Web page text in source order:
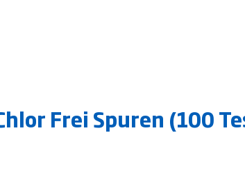
Frei Spuren (100